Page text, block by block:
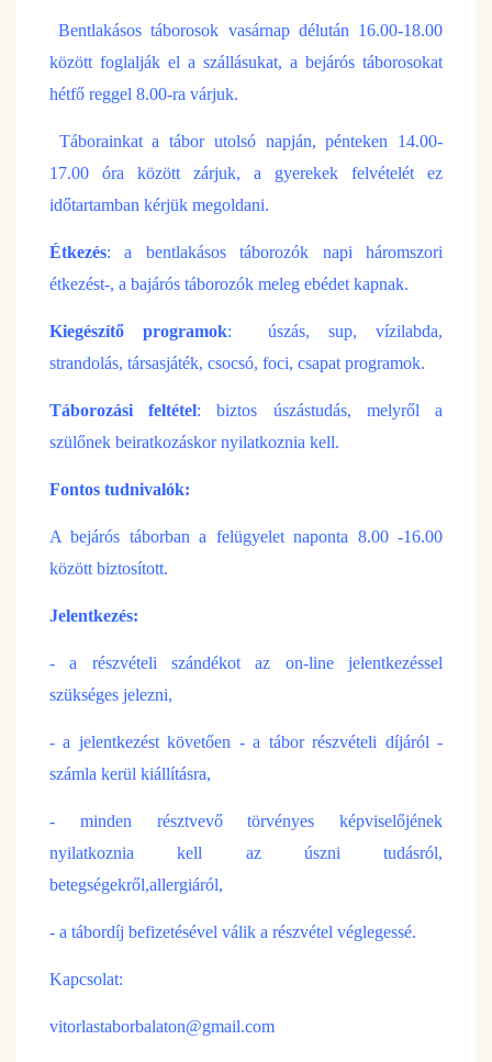
Bentlakásos táborosok vasárnap délután 16.00-18.00
között foglalják el a szállásukat, a bejárós táborosokat
hétfő reggel 8.00-ra várjuk.
Táborainkat a tábor utolsó napján, pénteken 14.00-
17.00 óra között zárjuk, a gyerekek felvételét ez
időtartamban kérjük megoldani.
Étkezés: a bentlakásos táborozók napi háromszori
étkezést-, a bajárós táborozók meleg ebédet kapnak.
Kiegészítő programok: úszás, sup, vízilabda,
strandolás, társasjáték, csocsó, foci, csapat programok.
Táborozási feltétel: biztos úszástudás, melyről a
szülőnek beiratkozáskor nyilatkoznia kell.
Fontos tudnivalók:
A bejárós táborban a felügyelet naponta 8.00 -16.00
között biztosított.
Jelentkezés:
- a részvételi szándékot az on-line jelentkezéssel
szükséges jelezni,
- a jelentkezést követően - a tábor részvételi díjáról -
számla kerül kiállításra,
- minden résztvevő törvényes képviselőjének
nyilatkoznia kell az úszni tudásról,
betegségekről,allergiáról,
- a tábordíj befizetésével válik a részvétel véglegessé.
Kapcsolat:
vitorlastaborbalaton@gmail.com